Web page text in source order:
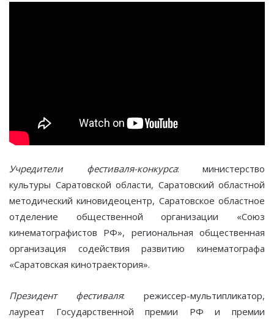
Учредители фестиваля-конкурса: министерство
культуры Саратовской области, Саратовский областной
методический киновидеоцентр, Саратовское областное
отделение общественной организации «Союз
кинематографистов РФ», региональная общественная
организация содействия развитию кинематографа
«Саратовская кинотраектория».
Президент фестиваля: режиссер-мультипликатор,
лауреат Государственной премии РФ и премии